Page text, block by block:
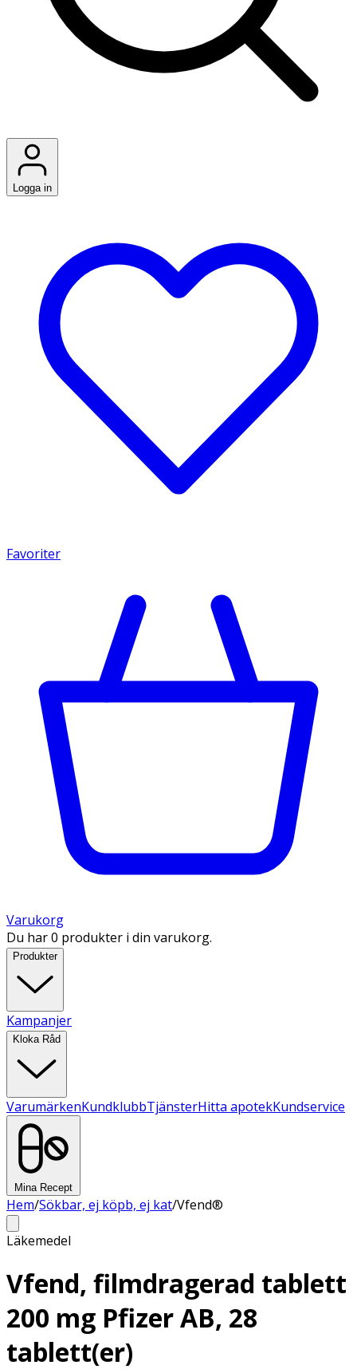
Logga in
Favoriter
Varukorg
Du har 0 produkter i din varukorg.
Produkter
Kampanjer
Kloka Råd
VarumärkenKundklubbTjänsterHitta apotekKundservice
Mina Recept
Hem/Sökbar, ej köpb, ej kat/Vfend®
Läkemedel
Vfend, filmdragerad tablett
200 mg Pfizer AB, 28
tablett(er)